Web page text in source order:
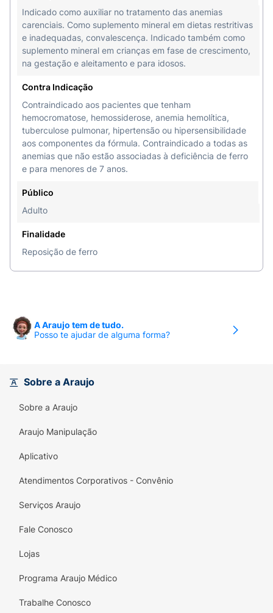
Indicado como auxiliar no tratamento das anemias
carenciais. Como suplemento mineral em dietas restritivas
e inadequadas, convalescença. Indicado também como
suplemento mineral em crianças em fase de crescimento,
na gestação e aleitamento e para idosos.
Contra Indicação
Contraindicado aos pacientes que tenham
hemocromatose, hemossiderose, anemia hemolítica,
tuberculose pulmonar, hipertensão ou hipersensibilidade
aos componentes da fórmula. Contraindicado a todas as
anemias que não estão associadas à deficiência de ferro
e para menores de 7 anos.
Público
Adulto
Finalidade
Reposição de ferro
A Araujo tem de tudo.
Posso te ajudar de alguma forma?
Sobre a Araujo
Sobre a Araujo
Araujo Manipulação
Aplicativo
Atendimentos Corporativos - Convênio
Serviços Araujo
Fale Conosco
Lojas
Programa Araujo Médico
Trabalhe Conosco